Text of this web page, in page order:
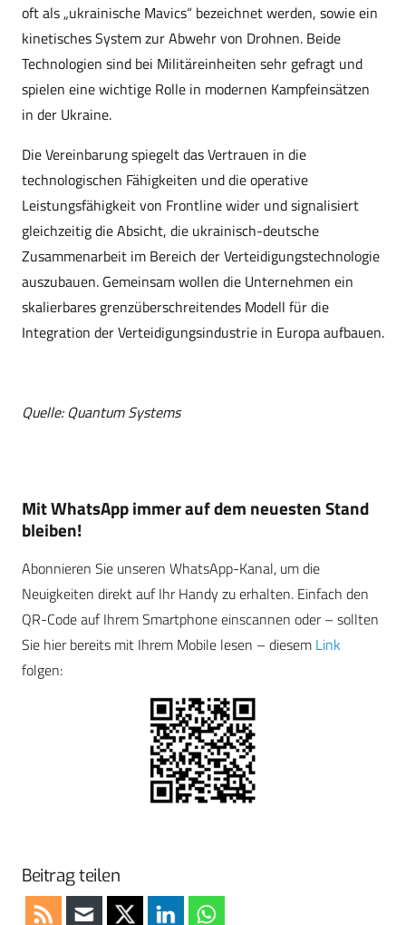
oft als „ukrainische Mavics“ bezeichnet werden, sowie ein
kinetisches System zur Abwehr von Drohnen. Beide
Technologien sind bei Militäreinheiten sehr gefragt und
spielen eine wichtige Rolle in modernen Kampfeinsätzen
in der Ukraine.
Die Vereinbarung spiegelt das Vertrauen in die
technologischen Fähigkeiten und die operative
Leistungsfähigkeit von Frontline wider und signalisiert
gleichzeitig die Absicht, die ukrainisch-deutsche
Zusammenarbeit im Bereich der Verteidigungstechnologie
auszubauen. Gemeinsam wollen die Unternehmen ein
skalierbares grenzüberschreitendes Modell für die
Integration der Verteidigungsindustrie in Europa aufbauen.
Quelle: Quantum Systems
Mit WhatsApp immer auf dem neuesten Stand
bleiben!
Abonnieren Sie unseren WhatsApp-Kanal, um die
Neuigkeiten direkt auf Ihr Handy zu erhalten. Einfach den
QR-Code auf Ihrem Smartphone einscannen oder – sollten
Sie hier bereits mit Ihrem Mobile lesen – diesem Link
folgen:
Beitrag teilen